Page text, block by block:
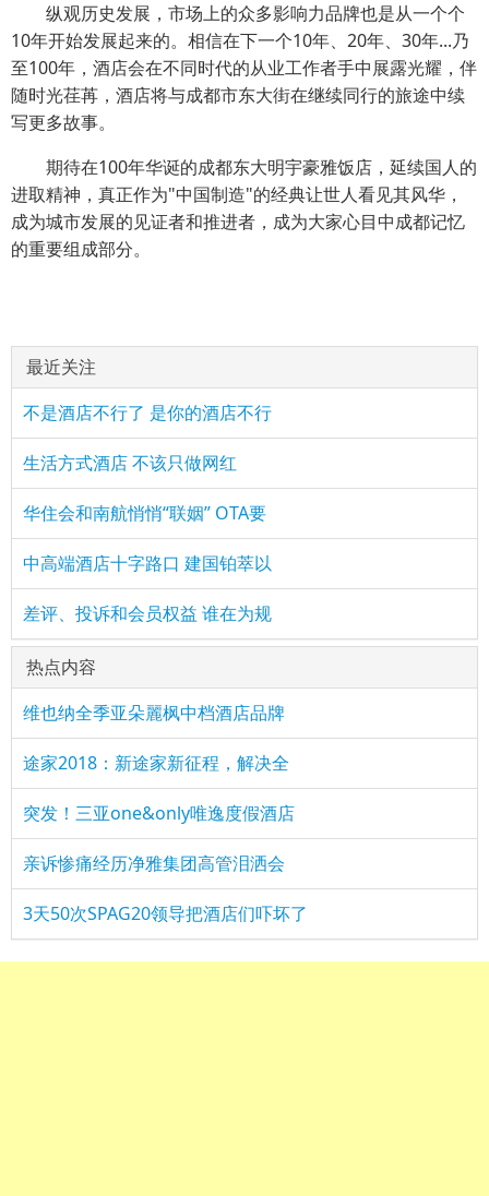
纵观历史发展，市场上的众多影响力品牌也是从一个个
10年开始发展起来的。相信在下一个10年、20年、30年...乃
至100年，酒店会在不同时代的从业工作者手中展露光耀，伴
随时光荏苒，酒店将与成都市东大街在继续同行的旅途中续
写更多故事。
期待在100年华诞的成都东大明宇豪雅饭店，延续国人的
进取精神，真正作为"中国制造"的经典让世人看见其风华，
成为城市发展的见证者和推进者，成为大家心目中成都记忆
的重要组成部分。
最近关注
不是酒店不行了 是你的酒店不行
生活方式酒店 不该只做网红
华住会和南航悄悄“联姻” OTA要
中高端酒店十字路口 建国铂萃以
差评、投诉和会员权益 谁在为规
热点内容
维也纳全季亚朵麗枫中档酒店品牌
途家2018：新途家新征程，解决全
突发！三亚one&only唯逸度假酒店
亲诉惨痛经历净雅集团高管泪洒会
3天50次SPAG20领导把酒店们吓坏了